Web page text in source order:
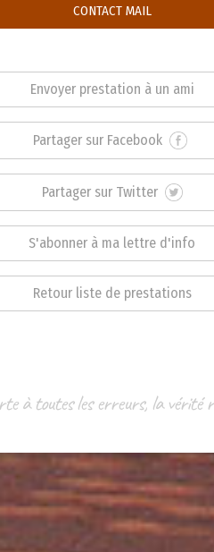
CONTACT MAIL
Envoyer prestation à un ami
Partager sur Facebook
Partager sur Twitter
S'abonner à ma lettre d'info
Retour liste de prestations
à toutes les erreurs, la vérité